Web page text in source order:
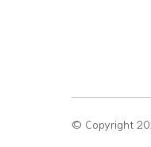
© Copyright